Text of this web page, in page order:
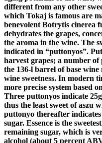
different from any other
which Tokaj is famous are
benevolent Botrytis cinerea
dehydrates the grapes,
the aroma in the wine. The
indicated in “puttonyos”.
harvest grapes; a number of
the 136-l barrel of base
wine sweetness. In modern
more precise system based
Three puttonyos indicate
thus the least sweet of aszu
puttonyo thereafter
sugar. Essence is the
remaining sugar, which is
alcohol (about 5 percent